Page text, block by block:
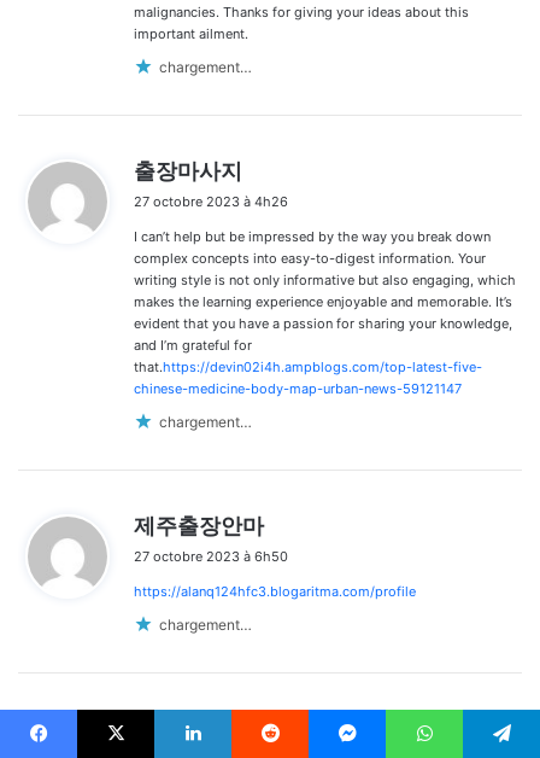
malignancies. Thanks for giving your ideas about this
important ailment.
chargement…
출장마사지
t
:
27 octobre 2023 à 4h26
I can’t help but be impressed by the way you break down
complex concepts into easy-to-digest information. Your
writing style is not only informative but also engaging, which
makes the learning experience enjoyable and memorable. It’s
evident that you have a passion for sharing your knowledge,
and I’m grateful for
that.https://devin02i4h.ampblogs.com/top-latest-five-
chinese-medicine-body-map-urban-news-59121147
chargement…
제주출장안마
t
27 octobre 2023 à 6h50
https://alanq124hfc3.blogaritma.com/profile
chargement…
제주출장마사지